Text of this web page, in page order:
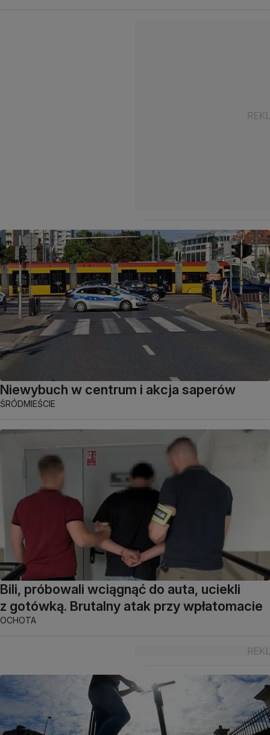
Niewybuch w centrum i akcja saperów
ŚRÓDMIEŚCIE
Bili, próbowali wciągnąć do auta, uciekli
z gotówką. Brutalny atak przy wpłatomacie
OCHOTA